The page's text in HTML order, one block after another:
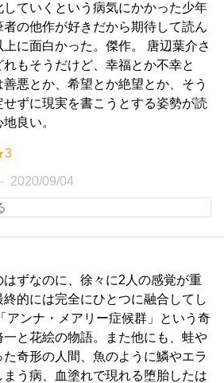
していくという病気にかかった少年
者の他作が好きだから期待して読ん
上に面白かった。傑作。 唐辺葉介さ
れもそうだけど、幸福とか不幸と
悪とか、希望とか絶望とか、そう
せずに現実を書こうとする姿勢が読
良い。
2020/09/04
はずなのに、徐々に2人の感覚が重
終的には完全にひとつに融合してし
アンナ・メアリー症候群」という奇
一と花絵の物語。また他にも、蛙や
た奇形の人間、魚のように鱗やエラ
まう病、血塗れで現れる堕胎したは